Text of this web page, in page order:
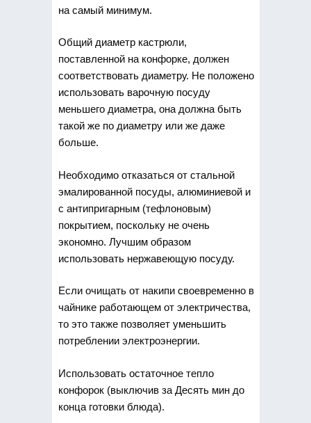
на самый минимум.
Общий диаметр кастрюли,
поставленной на конфорке, должен
соответствовать диаметру. Не положено
использовать варочную посуду
меньшего диаметра, она должна быть
такой же по диаметру или же даже
больше.
Необходимо отказаться от стальной
эмалированной посуды, алюминиевой и
с антипригарным (тефлоновым)
покрытием, поскольку не очень
экономно. Лучшим образом
использовать нержавеющую посуду.
Если очищать от накипи своевременно в
чайнике работающем от электричества,
то это также позволяет уменьшить
потреблении электроэнергии.
Использовать остаточное тепло
конфорок (выключив за Десять мин до
конца готовки блюда).